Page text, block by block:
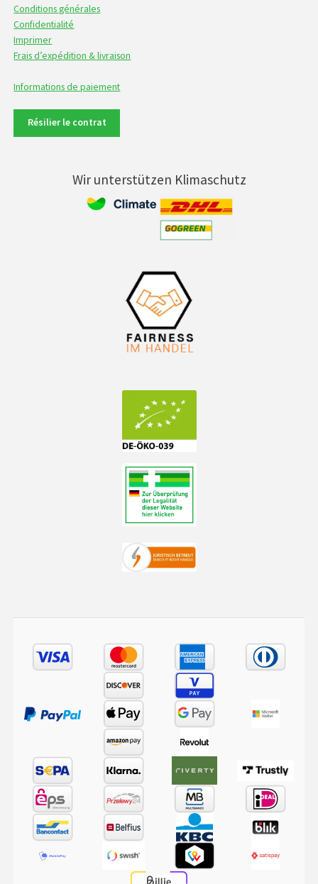
Conditions générales
Confidentialité
Imprimer
Frais d’expédition & livraison
Informations de paiement
Résilier le contrat
Wir unterstützen Klimaschutz